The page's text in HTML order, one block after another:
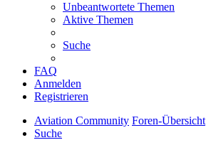
Unbeantwortete Themen
Aktive Themen
Suche
FAQ
Anmelden
Registrieren
Aviation Community Foren-Übersicht
Suche